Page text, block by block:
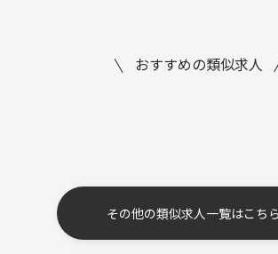
おすすめの類似求人
その他の類似求人一覧はこちら